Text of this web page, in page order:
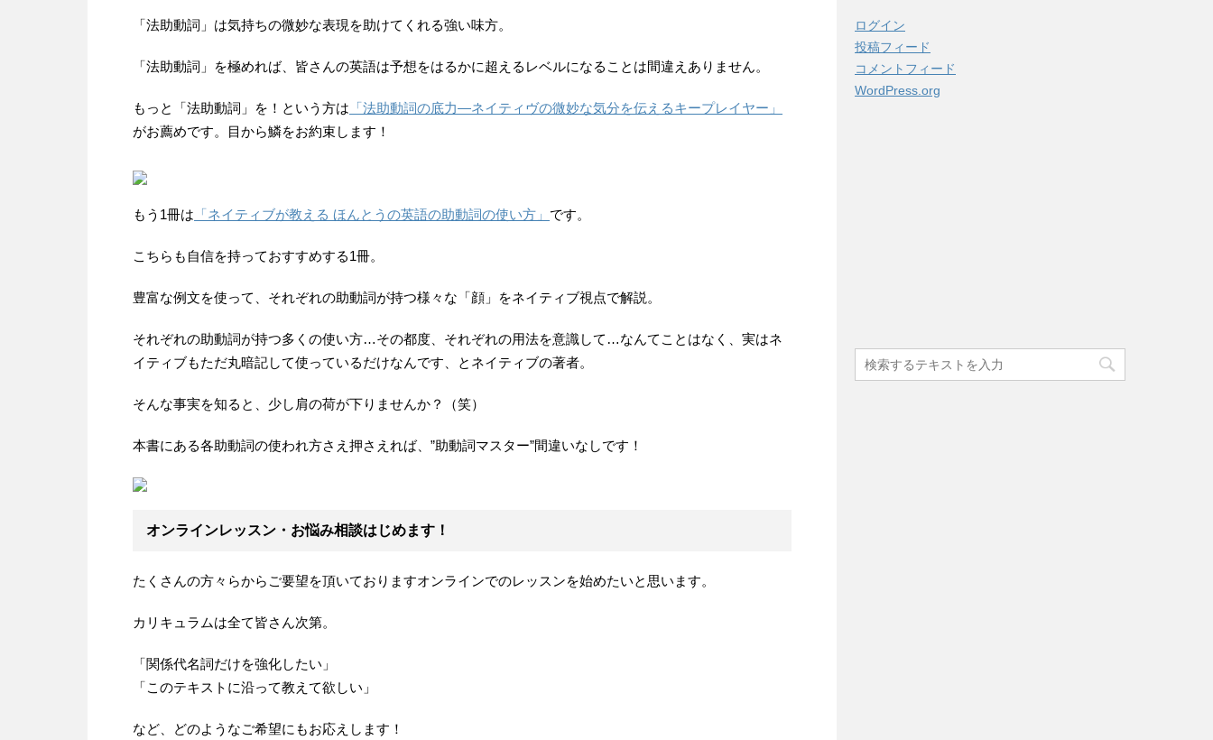
「法助動詞」は気持ちの微妙な表現を助けてくれる強い味方。
「法助動詞」を極めれば、皆さんの英語は予想をはるかに超えるレベルになることは間違えありません。
もっと「法助動詞」を！という方は 「法助動詞の底力―ネイティヴの微妙な気分を伝えるキープレイヤー」
がお薦めです。目から鱗をお約束します！
もう1冊は 「ネイティブが教える ほんとうの英語の助動詞の使い方」 です。
こちらも自信を持っておすすめする1冊。
豊富な例文を使って、それぞれの助動詞が持つ様々な「顔」をネイティブ視点で解説。
それぞれの助動詞が持つ多くの使い方…その都度、それぞれの用法を意識して…なんてことはなく、実はネ
イティブもただ丸暗記して使っているだけなんです、とネイティブの著者。
そんな事実を知ると、少し肩の荷が下りませんか？（笑）
本書にある各助動詞の使われ方さえ押さえれば、”助動詞マスター”間違いなしです！
オンラインレッスン・お悩み相談はじめます！
たくさんの方々らからご要望を頂いておりますオンラインでのレッスンを始めたいと思います。
カリキュラムは全て皆さん次第。
「関係代名詞だけを強化したい」
「このテキストに沿って教えて欲しい」
など、どのようなご希望にもお応えします！
ログイン
投稿フィード
コメントフィード
WordPress.org